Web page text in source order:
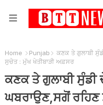
Home Punjab
ਕਣਕ ਤੇ ਗੁਲਾਬੀ
ਸੁਚੇਤ : ਮੁੱਖ ਖੇਤੀਬਾੜੀ ਅਫ਼ਸਰ
ਕਣਕ ਤੇ ਗੁਲਾਬੀ ਸੁੰਡੀ
ਘਬਰਾਉਣ,ਸਗੋਂ ਰਹਿਣ